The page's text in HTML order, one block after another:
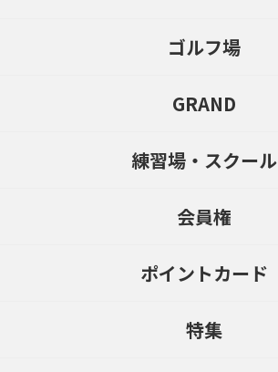
ゴルフ場
GRAND
練習場・スクール
会員権
ポイントカード
特集